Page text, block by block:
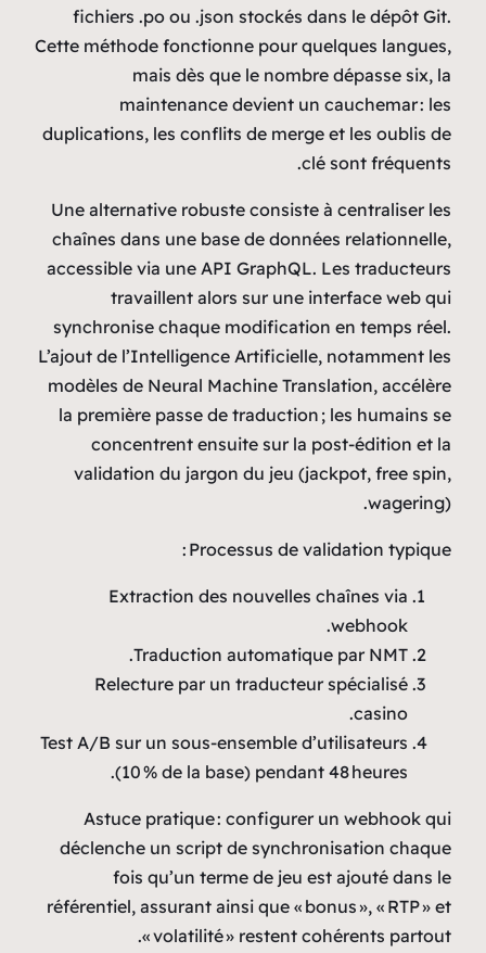
fichiers .po ou .json
Cette méthode fonctionne
mais dès que
maintenance
duplications, les conflits
Une alternative robuste
chaînes dans une base
accessible via une API
travaillent alors
synchronise chaque
L’ajout de l’Intelligence
modèles de Neural
la première passe de
concentrent ensuite
validation du jargon
Extraction des
Traduction
Relecture par un
Test A/B sur un
(10 % de la base)
Astuce pratique :
déclenche un script de
fois qu’un terme
référentiel, assurant ainsi
« volatilité »